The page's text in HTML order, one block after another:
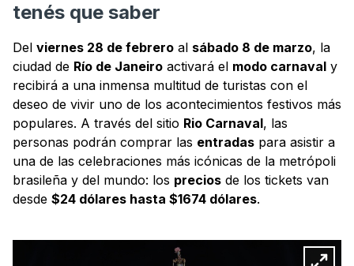
tenés que saber
Del viernes 28 de febrero al sábado 8 de marzo, la
ciudad de Río de Janeiro activará el modo carnaval y
recibirá a una inmensa multitud de turistas con el
deseo de vivir uno de los acontecimientos festivos más
populares. A través del sitio Rio Carnaval, las
personas podrán comprar las entradas para asistir a
una de las celebraciones más icónicas de la metrópoli
brasileña y del mundo: los precios de los tickets van
desde $24 dólares hasta $1674 dólares.